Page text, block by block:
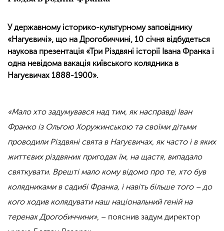
У державному історико-культурному заповіднику
«Нагуєвичі», що на Дрогобиччині, 10 січня відбудеться
наукова презентація «Три Різдвяні історії Івана Франка і
одна невідома вакація київського колядника в
Нагуєвичах 1888-1900».
«Мало хто задумувався над тим, як насправді Іван
Франко із Ольгою Хоружинською та своїми дітьми
проводили Різдвяні свята в Нагуєвичах, як часто і в яких
життєвих різдвяних пригодах їм, на щастя, випадало
святкувати. Врешті мало кому відомо про те, хто був
колядниками в садибі Франка, і навіть більше того – до
кого ходив колядувати наш національний геній на
теренах Дрогобиччини», – пояснив задум директор